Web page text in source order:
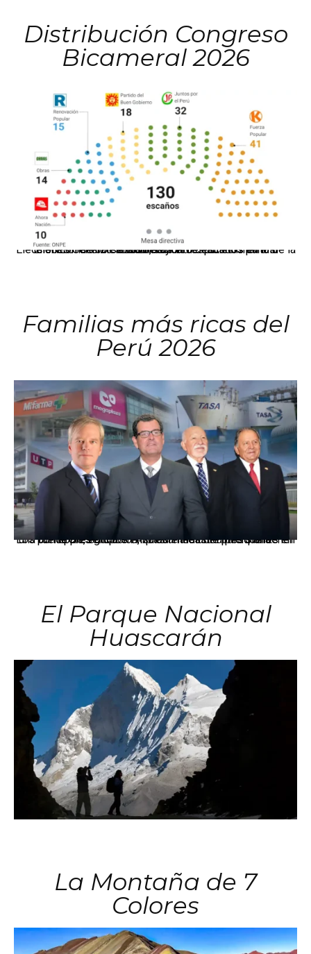
Distribución Congreso
Bicameral 2026
El JNE oficializó la distribución de escaños para la elección de 60 senadores y 130 diputados en las Elecciones Generales 2026, tras el restablecimiento de la Bicameralidad.
Familias más ricas del
Perú 2026
Los principales grupos empresariales del país mantienen una fuerte presencia en Áncash mediante inversiones en comercio, educación, salud e industria pesquera.
El Parque Nacional
Huascarán
La Montaña de 7
Colores